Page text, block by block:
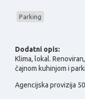
Parking
Dodatni opis:
Klima, lokal.
čajnom kuhinjom i
Agencijska provizija